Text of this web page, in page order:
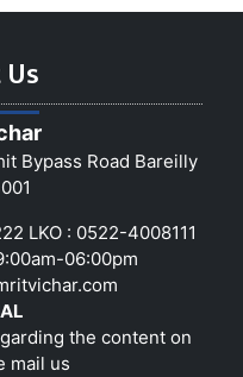
Bypass Road Bareilly
LKO : 0522-4008111
06:00pm
the content on
mail us